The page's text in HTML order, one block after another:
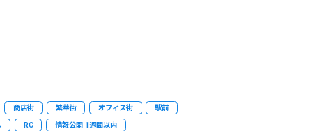
商店街 繁華街 オフィス街 駅前
RC 情報公開 1週間以内